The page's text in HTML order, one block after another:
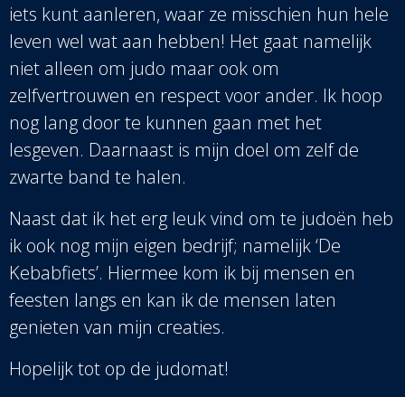
iets kunt aanleren, waar ze misschien hun hele
leven wel wat aan hebben! Het gaat namelijk
niet alleen om judo maar ook om
zelfvertrouwen en respect voor ander. Ik hoop
nog lang door te kunnen gaan met het
lesgeven. Daarnaast is mijn doel om zelf de
zwarte band te halen.
Naast dat ik het erg leuk vind om te judoën heb
ik ook nog mijn eigen bedrijf; namelijk ‘De
Kebabfiets’. Hiermee kom ik bij mensen en
feesten langs en kan ik de mensen laten
genieten van mijn creaties.
Hopelijk tot op de judomat!